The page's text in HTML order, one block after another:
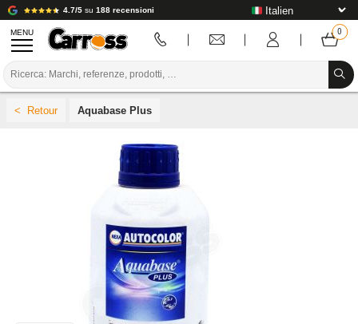
4.7/5 su 188 recensioni
MENU
PREPARAZIONE / VERNICIATURA / RIFINITURA
MATERIALI DI CONSUMO PER LA CARROZZERIA
STRUMENTI PER LA CARROZZERIA
ATTREZZATURE PER CARROZZERIA
CODICE COLORE
INSTALLAZIONE IN LABORATORIO
Aquabase Plus